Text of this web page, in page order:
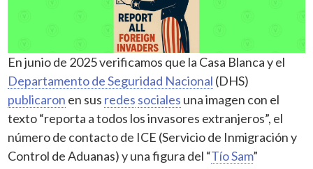
En junio de 2025 verificamos que la Casa Blanca y el
Departamento de Seguridad Nacional (DHS)
publicaron en sus redes sociales una imagen con el
texto “reporta a todos los invasores extranjeros”, el
número de contacto de ICE (Servicio de Inmigración y
Control de Aduanas) y una figura del “Tío Sam”